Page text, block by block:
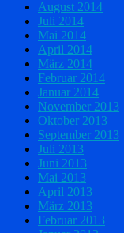
August 2014
Juli 2014
Mai 2014
April 2014
März 2014
Februar 2014
Januar 2014
November 2013
Oktober 2013
September 2013
Juli 2013
Juni 2013
Mai 2013
April 2013
März 2013
Februar 2013